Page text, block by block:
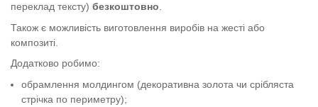
переклад тексту) безкоштовно.
Також є можливість виготовлення виробів на жесті або
композиті.
Додатково робимо:
обрамлення молдингом (декоративна золота чи срібляста
стрічка по периметру);